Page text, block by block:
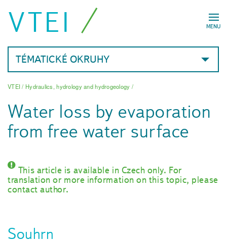
MENU
VTEI
TÉMATICKÉ OKRUHY
VTEI/ Hydraulics, hydrology and hydrogeology /
Water loss by evaporation
from free water surface
This article is available in Czech only. For
translation or more information on this topic, please
contact author.
Souhrn